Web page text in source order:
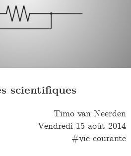
scientifiques
Timo van Neerden
Vendredi 15 août 2014
vie courante